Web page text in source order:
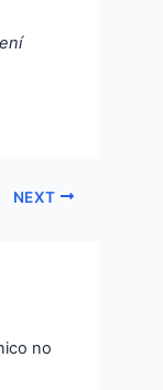
NEXT
no